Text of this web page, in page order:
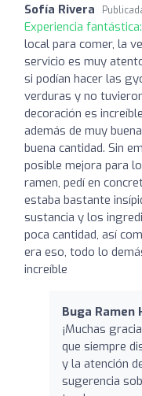
Sofía Rivera
Experiencia fantástica:
local para comer, la
servicio es muy
si podían hacer las
verduras y no
decoración es
además de muy
buena cantidad. Sin
posible mejora para
ramen, pedí en
estaba bastante
sustancia y los
poca cantidad, así
era eso, todo lo
increíble
Buga Ramen
¡Muchas
que siempre
y la atención
sugerencia